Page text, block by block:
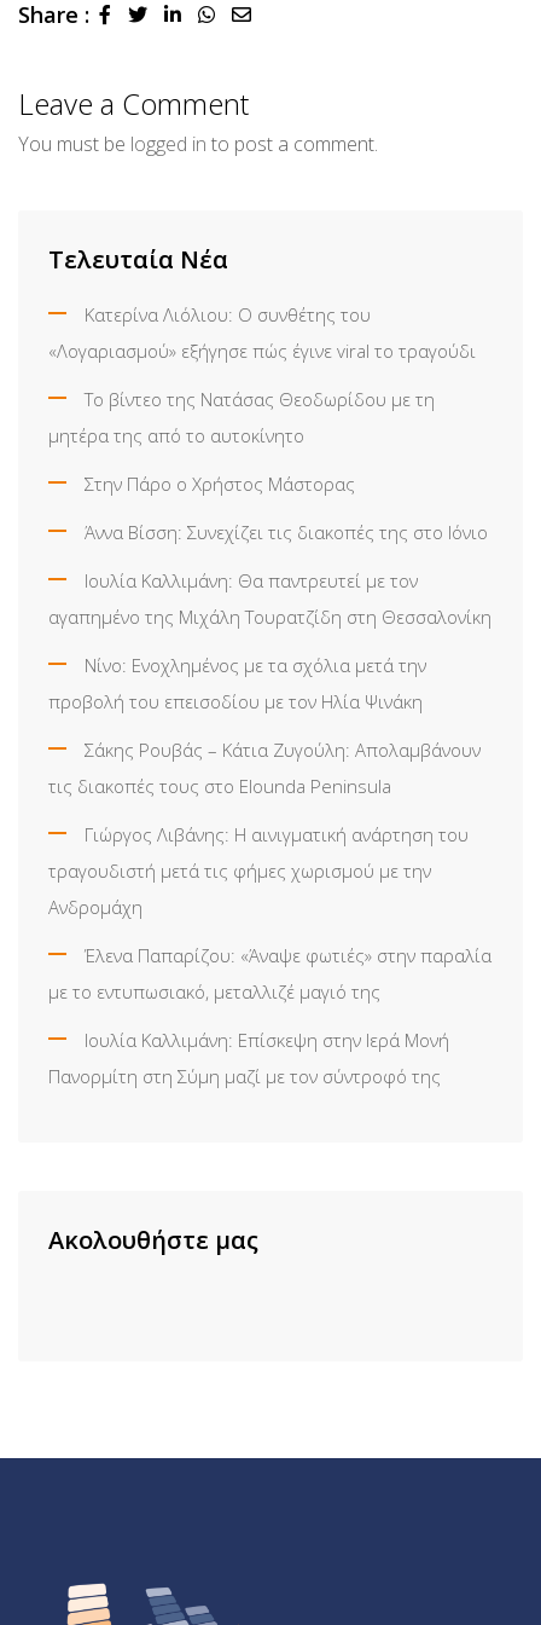
Share : LinkedInWhatsapp
Share
Leave a Comment
You must be logged in to post a comment.
Τελευταία Νέα
Κατερίνα Λιόλιου: Ο συνθέτης του
«Λογαριασμού» εξήγησε πώς έγινε viral το τραγούδι
Το βίντεο της Νατάσας Θεοδωρίδου με τη
μητέρα της από το αυτοκίνητο
Στην Πάρο ο Χρήστος Μάστορας
Άννα Βίσση: Συνεχίζει τις διακοπές της στο Ιόνιο
Ιουλία Καλλιμάνη: Θα παντρευτεί με τον
αγαπημένο της Μιχάλη Τουρατζίδη στη Θεσσαλονίκη
Νίνο: Ενοχλημένος με τα σχόλια μετά την
προβολή του επεισοδίου με τον Ηλία Ψινάκη
Σάκης Ρουβάς – Κάτια Ζυγούλη: Απολαμβάνουν
τις διακοπές τους στο Elounda Peninsula
Γιώργος Λιβάνης: Η αινιγματική ανάρτηση του
τραγουδιστή μετά τις φήμες χωρισμού με την
Ανδρομάχη
Έλενα Παπαρίζου: «Άναψε φωτιές» στην παραλία
με το εντυπωσιακό, μεταλλιζέ μαγιό της
Ιουλία Καλλιμάνη: Επίσκεψη στην Ιερά Μονή
Πανορμίτη στη Σύμη μαζί με τον σύντροφό της
Ακολουθήστε μας